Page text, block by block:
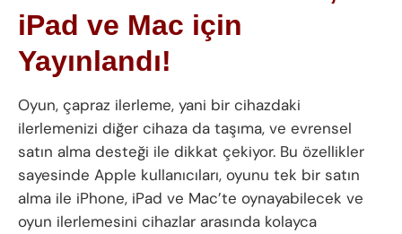
iPad ve Mac için
Yayınlandı!
Oyun, çapraz ilerleme, yani bir cihazdaki
ilerlemenizi diğer cihaza da taşıma, ve evrensel
satın alma desteği ile dikkat çekiyor. Bu özellikler
sayesinde Apple kullanıcıları, oyunu tek bir satın
alma ile iPhone, iPad ve Mac’te oynayabilecek ve
oyun ilerlemesini cihazlar arasında kolayca